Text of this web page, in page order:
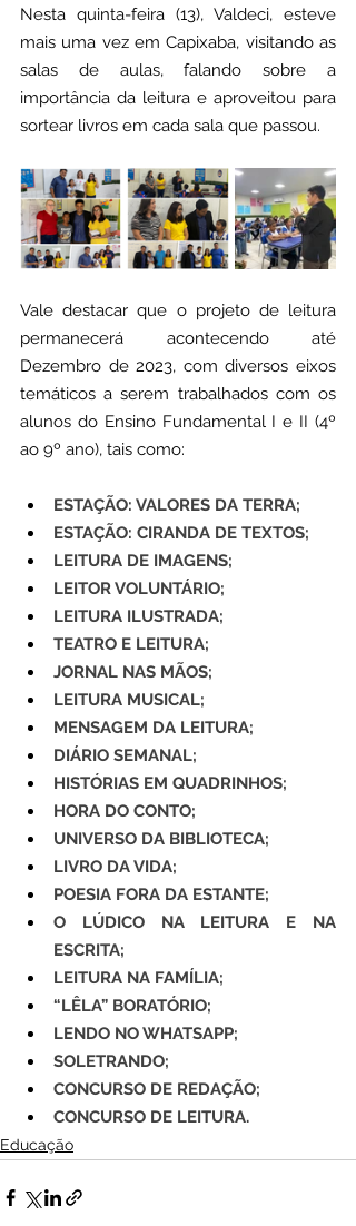
Nesta quinta-feira (13), Valdeci, esteve
mais uma vez em Capixaba, visitando as
salas de aulas, falando sobre a
importância da leitura e aproveitou para
sortear livros em cada sala que passou.
Vale destacar que o projeto de leitura
permanecerá acontecendo até
Dezembro de 2023, com diversos eixos
temáticos a serem trabalhados com os
alunos do Ensino Fundamental I e II (4º
ao 9º ano), tais como:
ESTAÇÃO: VALORES DA TERRA;
ESTAÇÃO: CIRANDA DE TEXTOS;
LEITURA DE IMAGENS;
LEITOR VOLUNTÁRIO;
LEITURA ILUSTRADA;
TEATRO E LEITURA;
JORNAL NAS MÃOS;
LEITURA MUSICAL;
MENSAGEM DA LEITURA;
DIÁRIO SEMANAL;
HISTÓRIAS EM QUADRINHOS;
HORA DO CONTO;
UNIVERSO DA BIBLIOTECA;
LIVRO DA VIDA;
POESIA FORA DA ESTANTE;
O LÚDICO NA LEITURA E NA
ESCRITA;
LEITURA NA FAMÍLIA;
“LÊLA” BORATÓRIO;
LENDO NO WHATSAPP;
SOLETRANDO;
CONCURSO DE REDAÇÃO;
CONCURSO DE LEITURA.
Educação